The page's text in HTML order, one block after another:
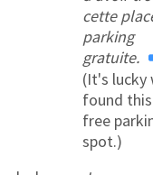
cette
parking
gratuite.
(It's lucky
found this
free
spot.)